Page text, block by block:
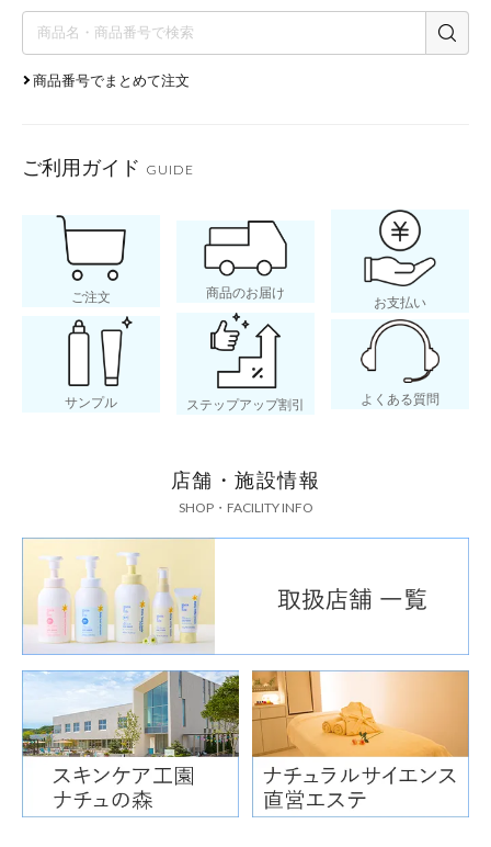
商品番号でまとめて注文
ご利用ガイド GUIDE
ご注文 商品のお届け
お支払い
サンプル ステップアップ割引 よくある質問
店舗・施設情報
SHOP・FACILITY INFO